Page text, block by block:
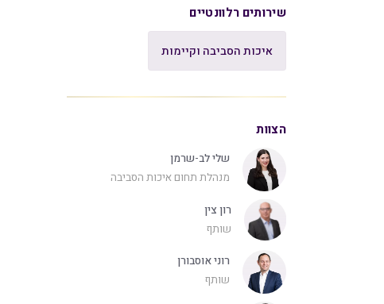
שירותים רלוונטיים
איכות הסביבה וקיימות
הצוות
שלי לב-שרמן
מנהלת תחום איכות הסביבה
רון צין
שותף
רוני אוסבורן
שותף